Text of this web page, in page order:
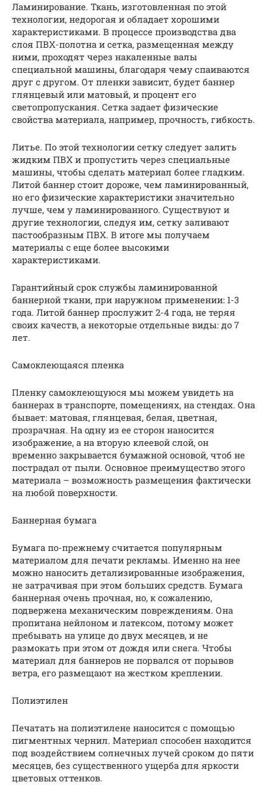
Ламинирование. Ткань, изготовленная по этой
технологии, недорогая и обладает хорошими
характеристиками. В процессе производства два
слоя ПВХ-полотна и сетка, размещенная между
ними, проходят через накаленные валы
специальной машины, благодаря чему спаиваются
друг с другом. От пленки зависит, будет баннер
глянцевый или матовый, и процент его
светопропускания. Сетка задает физические
свойства материала, например, прочность, гибкость.
Литье. По этой технологии сетку следует залить
жидким ПВХ и пропустить через специальные
машины, чтобы сделать материал более гладким.
Литой баннер стоит дороже, чем ламинированный,
но его физические характеристики значительно
лучше, чем у ламинированного. Существуют и
другие технологии, следуя им, сетку заливают
пастообразным ПВХ. В итоге мы получаем
материалы с еще более высокими
характеристиками.
Гарантийный срок службы ламинированной
баннерной ткани, при наружном применении: 1-3
года. Литой баннер прослужит 2-4 года, не теряя
своих качеств, а некоторые отдельные виды: до 7
лет.
Самоклеющаяся пленка
Пленку самоклеющуюся мы можем увидеть на
баннерах в транспорте, помещениях, на стендах. Она
бывает: матовая, глянцевая, белая, цветная,
прозрачная. На одну из ее сторон наносится
изображение, а на вторую клеевой слой, он
временно закрывается бумажной основой, чтоб не
пострадал от пыли. Основное преимущество этого
материала – возможность размещения фактически
на любой поверхности.
Баннерная бумага
Бумага по-прежнему считается популярным
материалом для печати рекламы. Именно на нее
можно наносить детализированные изображения,
не затрачивая при этом больших средств. Бумага
баннерная очень прочная, но, к сожалению,
подвержена механическим повреждениям. Она
пропитана нейлоном и латексом, потому может
пребывать на улице до двух месяцев, и не
размокать при этом от дождя или снега. Чтобы
материал для баннеров не порвался от порывов
ветра, его размещают на жестком креплении.
Полиэтилен
Печатать на полиэтилене наносится с помощью
пигментных чернил. Материал способен находится
под воздействием солнечных лучей сроком до пяти
месяцев, без существенного ущерба для яркости
цветовых оттенков.